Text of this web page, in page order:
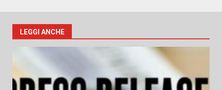
LEGGI ANCHE